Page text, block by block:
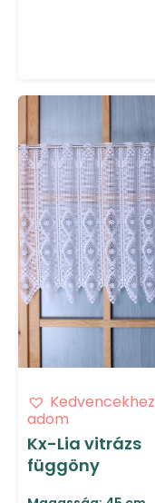
Kedvencekhez
adom
Kx-Lia vitrázs
függöny